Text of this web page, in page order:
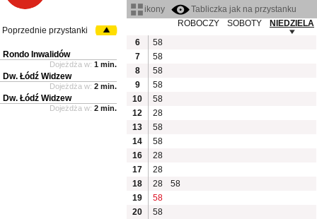
ikony
Tabliczka jak na przystanku
ROBOCZY
SOBOTY
NIEDZIELA
6
58
7
58
8
58
9
58
10
58
12
28
13
58
14
58
16
28
17
28
18
28
58
19
58
20
58
Poprzednie przystanki
Rondo Inwalidów
Dojeżdża w: 1 min.
Dw. Łódź Widzew
Dojeżdża w: 2 min.
Dw. Łódź Widzew
Dojeżdża w: 2 min.